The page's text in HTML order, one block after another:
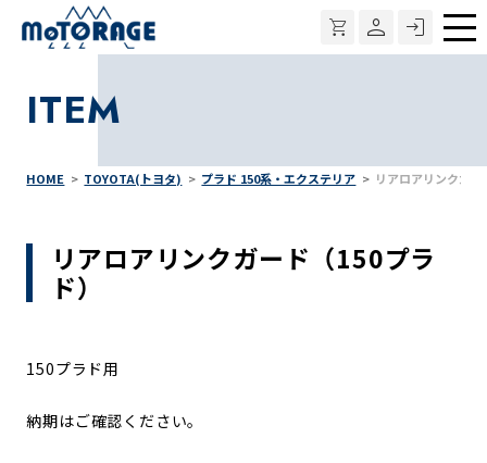
ITEM
HOME TOYOTA(トヨタ) プラド 150系・エクステリア リアロアリンクガ
リアロアリンクガード（150プラ
ド）
150プラド用
納期はご確認ください。
メ